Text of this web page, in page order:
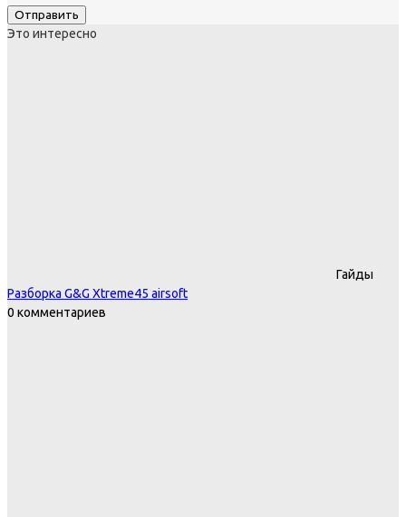
Это интересно
Гайды
Разборка G&G Xtreme45 airsoft
0 комментариев